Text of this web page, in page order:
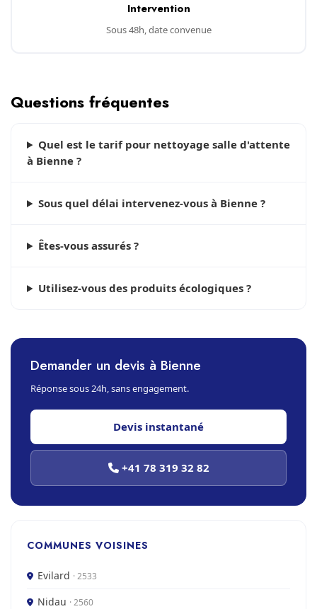
Intervention
Sous 48h, date convenue
Questions fréquentes
Quel est le tarif pour nettoyage salle d'attente
à Bienne ?
Sous quel délai intervenez-vous à Bienne ?
Êtes-vous assurés ?
Utilisez-vous des produits écologiques ?
Demander un devis à Bienne
Réponse sous 24h, sans engagement.
Devis instantané
+41 78 319 32 82
COMMUNES VOISINES
Evilard · 2533
Nidau · 2560